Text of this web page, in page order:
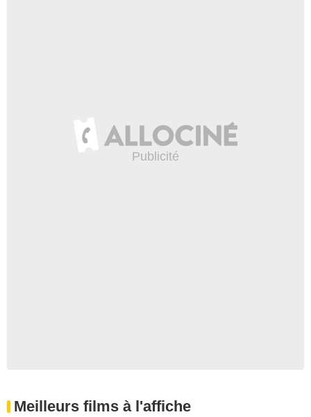
Meilleurs films à l'affiche